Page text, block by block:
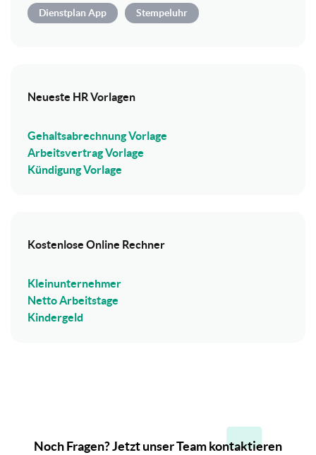
Dienstplan App Stempeluhr
Neueste HR Vorlagen
Gehaltsabrechnung Vorlage
Arbeitsvertrag Vorlage
Kündigung Vorlage
Kostenlose Online Rechner
Kleinunternehmer
Netto Arbeitstage
Kindergeld
Noch Fragen? Jetzt unser Team kontaktieren